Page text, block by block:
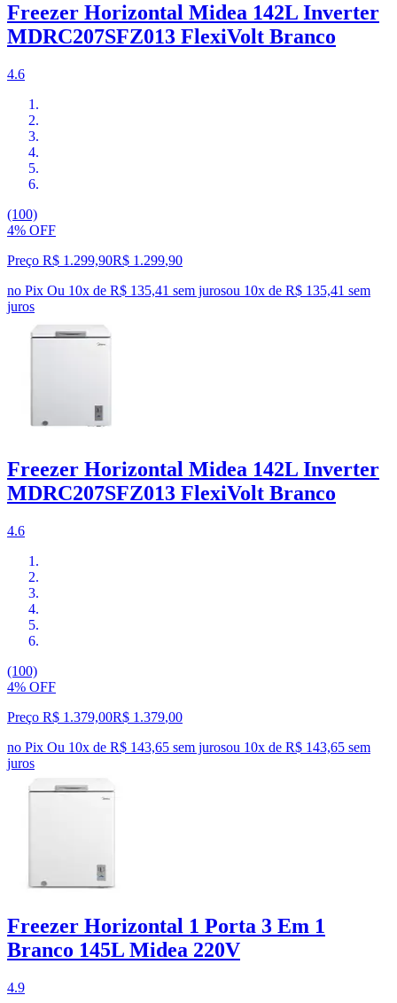
Freezer Horizontal Midea 142L Inverter
MDRC207SFZ013 FlexiVolt Branco
4.6
(100)
4% OFF
Preço R$ 1.299,90R$ 1.299,90
no Pix Ou 10x de R$ 135,41 sem jurosou 10x de R$ 135,41 sem
juros
Freezer Horizontal Midea 142L Inverter
MDRC207SFZ013 FlexiVolt Branco
4.6
(100)
4% OFF
Preço R$ 1.379,00R$ 1.379,00
no Pix Ou 10x de R$ 143,65 sem jurosou 10x de R$ 143,65 sem
juros
Freezer Horizontal 1 Porta 3 Em 1
Branco 145L Midea 220V
4.9